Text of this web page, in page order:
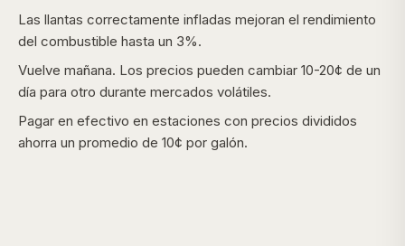
Las llantas correctamente infladas mejoran el rendimiento
del combustible hasta un 3%.
Vuelve mañana. Los precios pueden cambiar 10-20¢ de un
día para otro durante mercados volátiles.
Pagar en efectivo en estaciones con precios divididos
ahorra un promedio de 10¢ por galón.